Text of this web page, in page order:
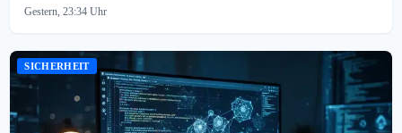
Gestern, 23:34 Uhr
SICHERHEIT